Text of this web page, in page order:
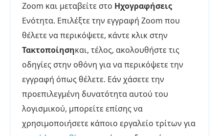
Zoom και μεταβείτε στο Ηχογραφήσεις
Ενότητα. Επιλέξτε την εγγραφή Zoom που
θέλετε να περικόψετε, κάντε κλικ στην
Τακτοποίησηκαι, τέλος, ακολουθήστε τις
οδηγίες στην οθόνη για να περικόψετε την
εγγραφή όπως θέλετε. Εάν χάσετε την
προεπιλεγμένη δυνατότητα αυτού του
λογισμικού, μπορείτε επίσης να
χρησιμοποιήσετε κάποιο εργαλείο τρίτων για